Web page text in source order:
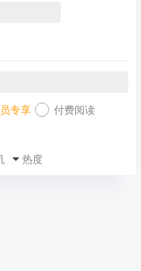
专享
付费阅读
热度